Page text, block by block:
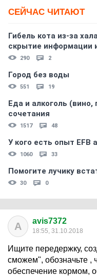
СЕЙЧАС ЧИТАЮТ
Гибель кота из-за
скрытиe информации
290 2
Город без воды
551 19
Еда и алкоголь
сочетания
1517 48
У кого есть опыт EFB
1060 33
Помогите лучику
30 0
A avis7372
18:55, 31.10.2018
Ищите передержку,
сможем", обозначьте ,
обеспечение кормом,